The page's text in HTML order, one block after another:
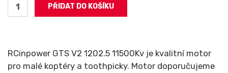
RCinpower GTS V2 1202.5 11500Kv je kvalitní motor
pro malé koptéry a toothpicky. Motor doporučujeme